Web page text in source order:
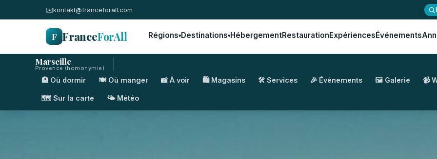
✉️kontakt@franceforall.com
F FranceForAll Régions▾Destinations▾HébergementRestaurationExpériencesÉvénements
Marseille
Provence (homonymie)
🏨 Où dormir 🍽️ Où manger 📸 À voir 🛍️ Magasins 🛠️ Services 🎉 Événements 🖼️ Galerie 📹
🗺️ Sur la carte 🌤️ Météo